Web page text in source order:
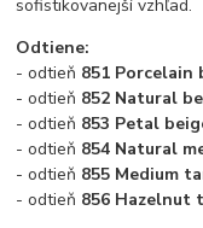
sofistikovanejší vzhľad.
Odtiene:
- odtieň 851 Porcelain
- odtieň 852 Natural
- odtieň 853 Petal
- odtieň 854 Natural
- odtieň 855 Medium
- odtieň 856 Hazelnut